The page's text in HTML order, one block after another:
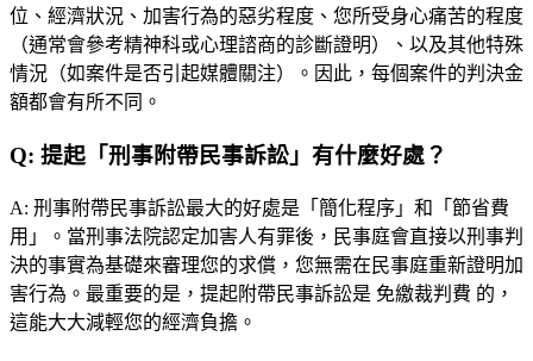
位、經濟狀況、加害行為的惡劣程度、您所受身心痛苦的程度
（通常會參考精神科或心理諮商的診斷證明）、以及其他特殊
情況（如案件是否引起媒體關注）。因此，每個案件的判決金
額都會有所不同。
Q: 提起「刑事附帶民事訴訟」有什麼好處？
A: 刑事附帶民事訴訟最大的好處是「簡化程序」和「節省費
用」。當刑事法院認定加害人有罪後，民事庭會直接以刑事判
決的事實為基礎來審理您的求償，您無需在民事庭重新證明加
害行為。最重要的是，提起附帶民事訴訟是 免繳裁判費 的，
這能大大減輕您的經濟負擔。